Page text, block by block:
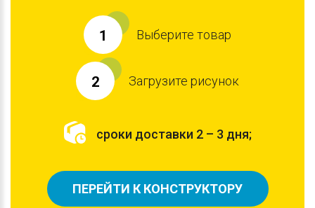
1 Выберите товар
2 Загрузите рисунок
сроки доставки 2 – 3 дня;
ПЕРЕЙТИ К КОНСТРУКТОРУ